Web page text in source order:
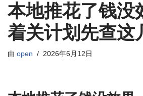
本地推花了钱没
着关计划先查这
由 open 2026年6月12日